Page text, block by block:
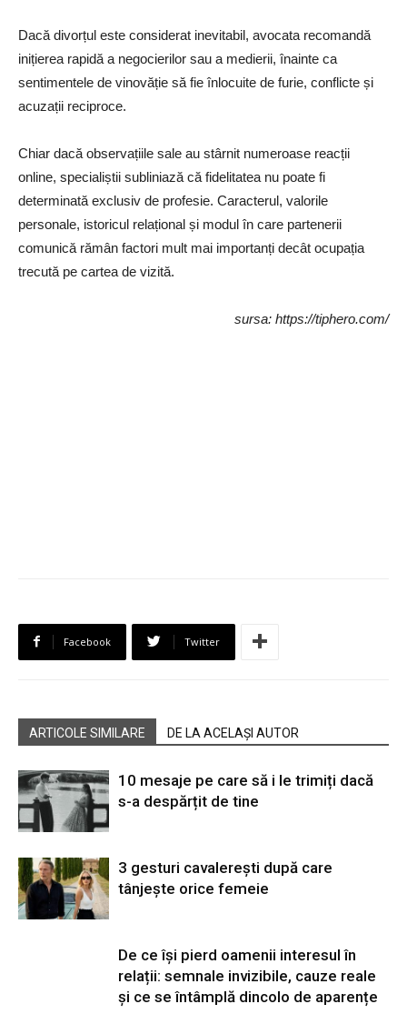
Dacă divorțul este considerat inevitabil, avocata recomandă
inițierea rapidă a negocierilor sau a medierii, înainte ca
sentimentele de vinovăție să fie înlocuite de furie, conflicte și
acuzații reciproce.
Chiar dacă observațiile sale au stârnit numeroase reacții
online, specialiștii subliniază că fidelitatea nu poate fi
determinată exclusiv de profesie. Caracterul, valorile
personale, istoricul relațional și modul în care partenerii
comunică rămân factori mult mai importanți decât ocupația
trecută pe cartea de vizită.
sursa: https://tiphero.com/
Facebook Twitter
ARTICOLE SIMILARE DE LA ACELAȘI AUTOR
10 mesaje pe care să i le trimiți dacă
s-a despărțit de tine
3 gesturi cavalerești după care
tânjește orice femeie
De ce își pierd oamenii interesul în
relații: semnale invizibile, cauze reale
și ce se întâmplă dincolo de aparențe